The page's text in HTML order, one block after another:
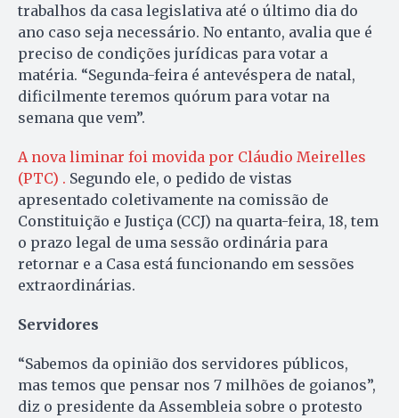
trabalhos da casa legislativa até o último dia do
ano caso seja necessário. No entanto, avalia que é
preciso de condições jurídicas para votar a
matéria. “Segunda-feira é antevéspera de natal,
dificilmente teremos quórum para votar na
semana que vem”.
A nova liminar foi movida por Cláudio Meirelles
(PTC) . Segundo ele, o pedido de vistas
apresentado coletivamente na comissão de
Constituição e Justiça (CCJ) na quarta-feira, 18, tem
o prazo legal de uma sessão ordinária para
retornar e a Casa está funcionando em sessões
extraordinárias.
Servidores
“Sabemos da opinião dos servidores públicos,
mas temos que pensar nos 7 milhões de goianos”,
diz o presidente da Assembleia sobre o protesto